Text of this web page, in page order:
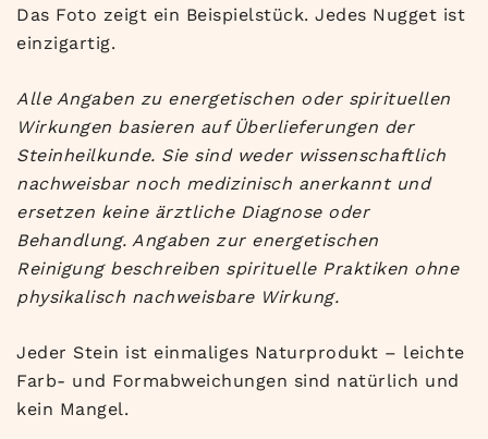
Das Foto zeigt ein Beispielstück. Jedes Nugget ist
einzigartig.
Alle Angaben zu energetischen oder spirituellen
Wirkungen basieren auf Überlieferungen der
Steinheilkunde. Sie sind weder wissenschaftlich
nachweisbar noch medizinisch anerkannt und
ersetzen keine ärztliche Diagnose oder
Behandlung. Angaben zur energetischen
Reinigung beschreiben spirituelle Praktiken ohne
physikalisch nachweisbare Wirkung.
Jeder Stein ist einmaliges Naturprodukt – leichte
Farb- und Formabweichungen sind natürlich und
kein Mangel.